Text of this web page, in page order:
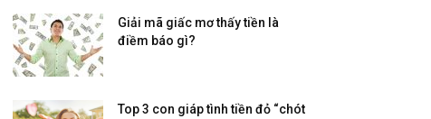
Giải mã giấc mơ thấy tiền là
điềm báo gì?
Top 3 con giáp tình tiền đỏ “chót